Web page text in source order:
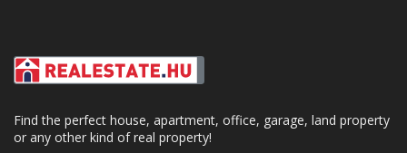
Find the perfect house, apartment, office, garage, land property
or any other kind of real property!